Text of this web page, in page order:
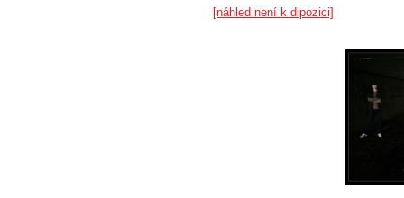
[náhled není k dipozici]